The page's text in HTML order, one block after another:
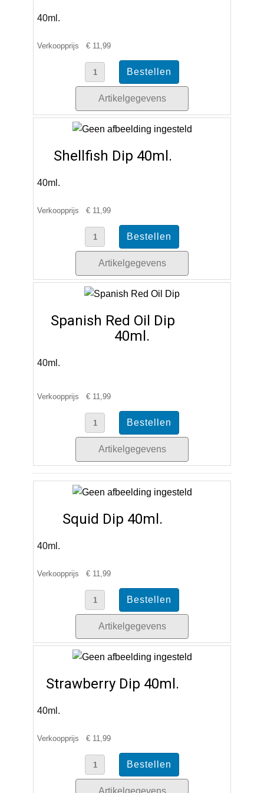
40ml.
Verkoopprijs € 11,99
Artikelgegevens
Shellfish Dip 40ml.
40ml.
Verkoopprijs € 11,99
Artikelgegevens
Spanish Red Oil Dip
40ml.
40ml.
Verkoopprijs € 11,99
Artikelgegevens
Squid Dip 40ml.
40ml.
Verkoopprijs € 11,99
Artikelgegevens
Strawberry Dip 40ml.
40ml.
Verkoopprijs € 11,99
Artikelgegevens